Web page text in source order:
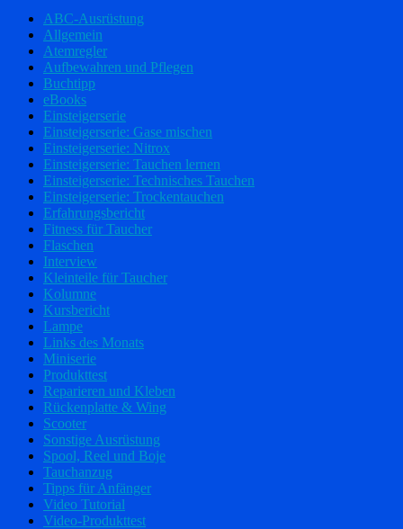
ABC-Ausrüstung
Allgemein
Atemregler
Aufbewahren und Pflegen
Buchtipp
eBooks
Einsteigerserie
Einsteigerserie: Gase mischen
Einsteigerserie: Nitrox
Einsteigerserie: Tauchen lernen
Einsteigerserie: Technisches Tauchen
Einsteigerserie: Trockentauchen
Erfahrungsbericht
Fitness für Taucher
Flaschen
Interview
Kleinteile für Taucher
Kolumne
Kursbericht
Lampe
Links des Monats
Miniserie
Produkttest
Reparieren und Kleben
Rückenplatte & Wing
Scooter
Sonstige Ausrüstung
Spool, Reel und Boje
Tauchanzug
Tipps für Anfänger
Video Tutorial
Video-Produkttest